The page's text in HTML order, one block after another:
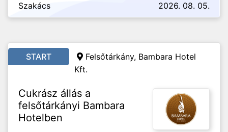
Szakács 2026. 08. 05.
START
Felsőtárkány, Bambara Hotel
Kft.
Cukrász állás a
felsőtárkányi Bambara
Hotelben